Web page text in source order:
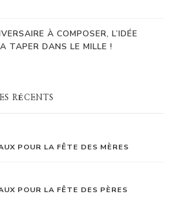
À COMPOSER, L’IDÉE
TAPER DANS LE MILLE !
RÉCENTS
POUR LA FÊTE DES MÈRES
POUR LA FÊTE DES PÈRES